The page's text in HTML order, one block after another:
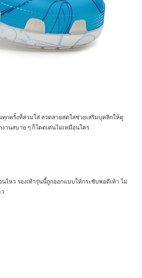
กครั้งที่สวมใส่ ลวดลายสดใสช่วยเสริมบุคลิกให้ดู
านสบาย ๆ ก็โดดเด่นไม่เหมือนใคร
ไหว รองเท้ารุ่นนี้ถูกออกแบบให้กระชับพอดีเท้า ไม่